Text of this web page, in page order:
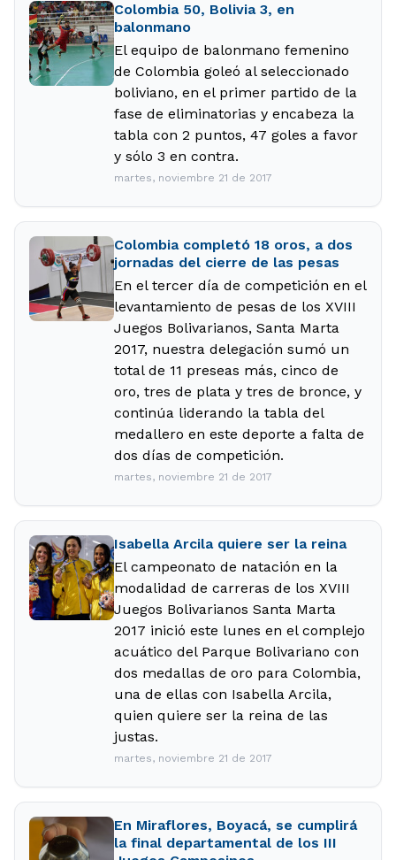
Colombia 50, Bolivia 3, en
balonmano
El equipo de balonmano femenino
de Colombia goleó al seleccionado
boliviano, en el primer partido de la
fase de eliminatorias y encabeza la
tabla con 2 puntos, 47 goles a favor
y sólo 3 en contra.
martes, noviembre 21 de 2017
Colombia completó 18 oros, a dos
jornadas del cierre de las pesas
En el tercer día de competición en el
levantamiento de pesas de los XVIII
Juegos Bolivarianos, Santa Marta
2017, nuestra delegación sumó un
total de 11 preseas más, cinco de
oro, tres de plata y tres de bronce, y
continúa liderando la tabla del
medallero en este deporte a falta de
dos días de competición.
martes, noviembre 21 de 2017
Isabella Arcila quiere ser la reina
El campeonato de natación en la
modalidad de carreras de los XVIII
Juegos Bolivarianos Santa Marta
2017 inició este lunes en el complejo
acuático del Parque Bolivariano con
dos medallas de oro para Colombia,
una de ellas con Isabella Arcila,
quien quiere ser la reina de las
justas.
martes, noviembre 21 de 2017
En Miraflores, Boyacá, se cumplirá
la final departamental de los III